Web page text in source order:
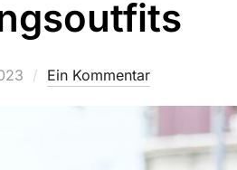
Ein Kommentar